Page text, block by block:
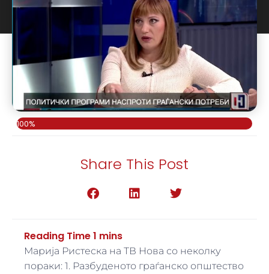
100%
Share This Post
Марија Ристеска на ТВ Нова со неколку
пораки: 1. Разбуденото граѓанско општество